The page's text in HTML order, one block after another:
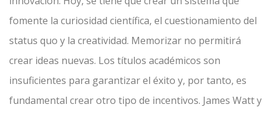
fomente la curiosidad científica, el cuestionamiento del
status quo y la creatividad. Memorizar no permitirá
crear ideas nuevas. Los títulos académicos son
insuficientes para garantizar el éxito y, por tanto, es
fundamental crear otro tipo de incentivos. James Watt y